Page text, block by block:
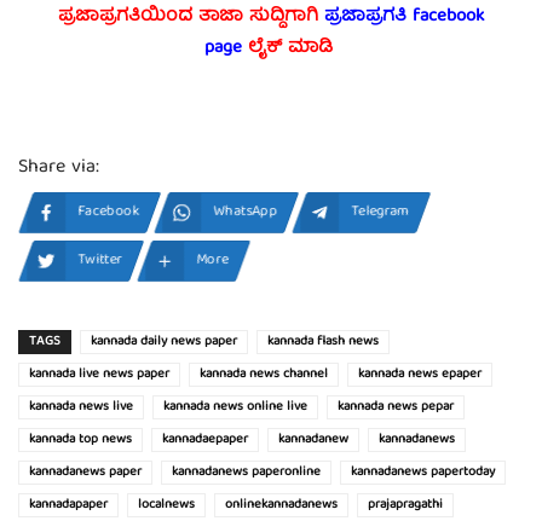
ಪ್ರಜಾಪ್ರಗತಿಯಿಂದ ತಾಜಾ ಸುದ್ದಿಗಾಗಿಪ್ರಜಾಪ್ರಗತಿ facebook
page ಲೈಕ್ ಮಾಡಿ
Share via:
Facebook WhatsApp
Telegram
Twitter
More
TAGS kannada daily news paper
kannada flash news
kannada live news paper
kannada news channel
kannada news epaper
kannada news live
kannada news online live
kannada news pepar
kannada top news
kannadaepaper kannadanew
kannadanews
kannadanews paper
kannadanews paperonline
kannadanews papertoday
kannadapaper
localnews onlinekannadanews prajapragathi